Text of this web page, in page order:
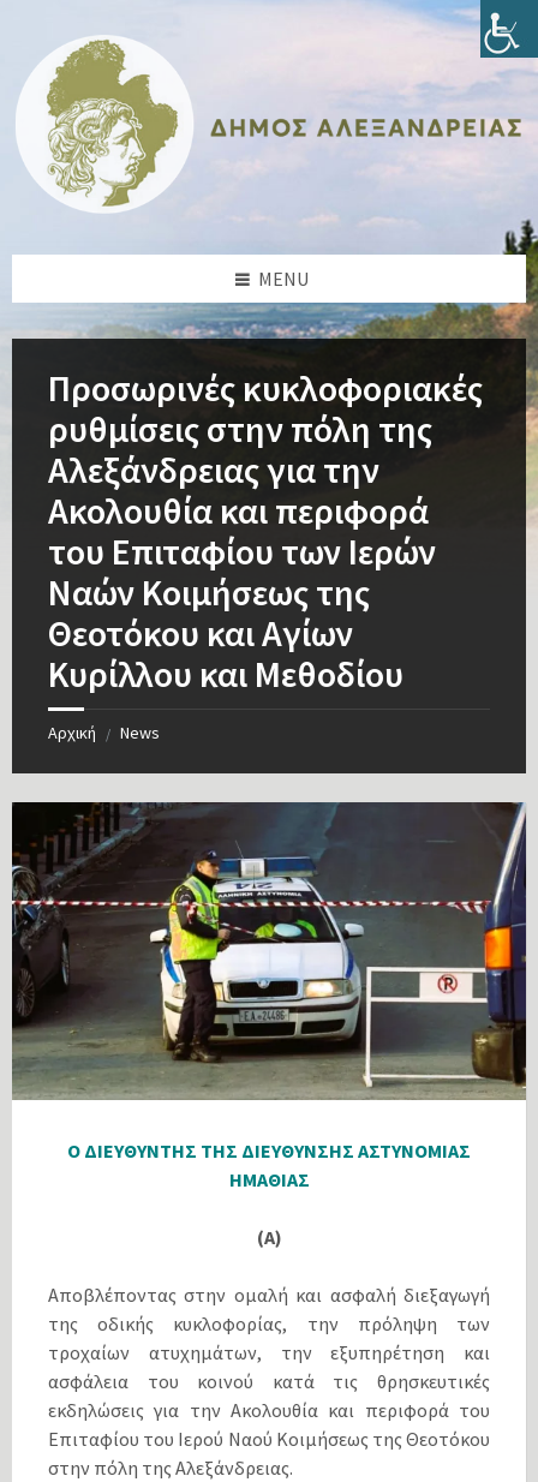
content
sidebar
sidebar
footer
MENU
Προσωρινές κυκλοφοριακές
ρυθμίσεις στην πόλη της
Αλεξάνδρειας για την
Ακολουθία και περιφορά
του Επιταφίου των Ιερών
Ναών Κοιμήσεως της
Θεοτόκου και Αγίων
Κυρίλλου και Μεθοδίου
Αρχική / News
Ο ΔΙΕΥΘΥΝΤΗΣ ΤΗΣ ΔΙΕΥΘΥΝΣΗΣ ΑΣΤΥΝΟΜΙΑΣ
ΗΜΑΘΙΑΣ
(Α)
Αποβλέποντας στην ομαλή και ασφαλή διεξαγωγή
της οδικής κυκλοφορίας, την πρόληψη των
τροχαίων ατυχημάτων, την εξυπηρέτηση και
ασφάλεια του κοινού κατά τις θρησκευτικές
εκδηλώσεις για την Ακολουθία και περιφορά του
Επιταφίου του Ιερού Ναού Κοιμήσεως της Θεοτόκου
στην πόλη της Αλεξάνδρειας.